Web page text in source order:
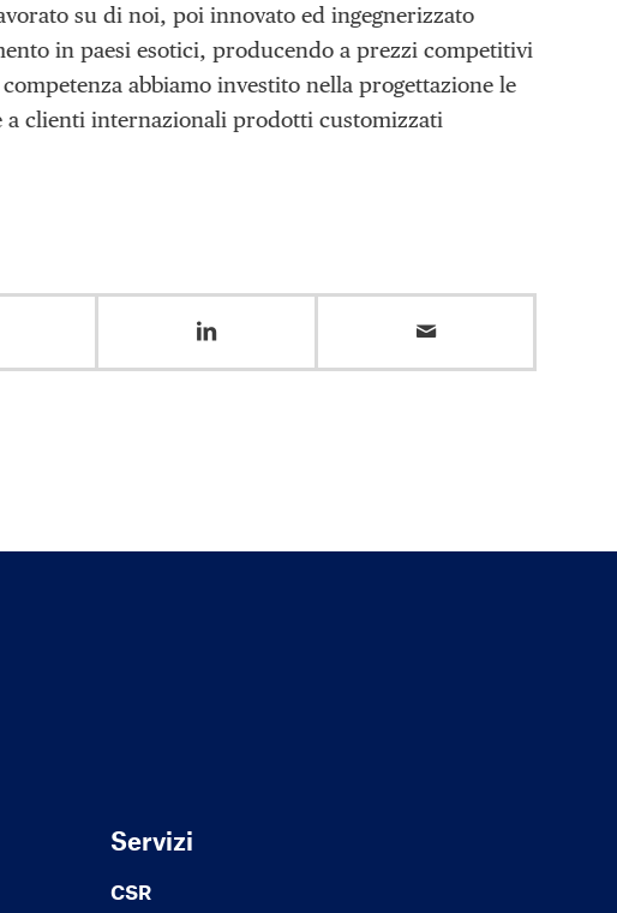
su di noi, poi innovato ed ingegnerizzato
in paesi esotici, producendo a prezzi competitivi
abbiamo investito nella progettazione le
clienti internazionali prodotti customizzati
Servizi
CSR